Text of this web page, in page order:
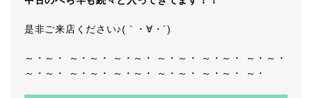
是非ご来店ください♪(｀・∀・´)
～・～・ ～・～・ ～・～・ ～・～・ ～・～・ ～・～・
～・～・ ～・～・ ～・～・ ～・～・ ～・～・ ～・